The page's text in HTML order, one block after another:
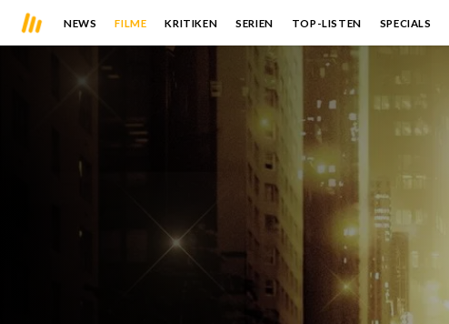
NEWS FILME KRITIKEN SERIEN TOP-LISTEN SPECIALS